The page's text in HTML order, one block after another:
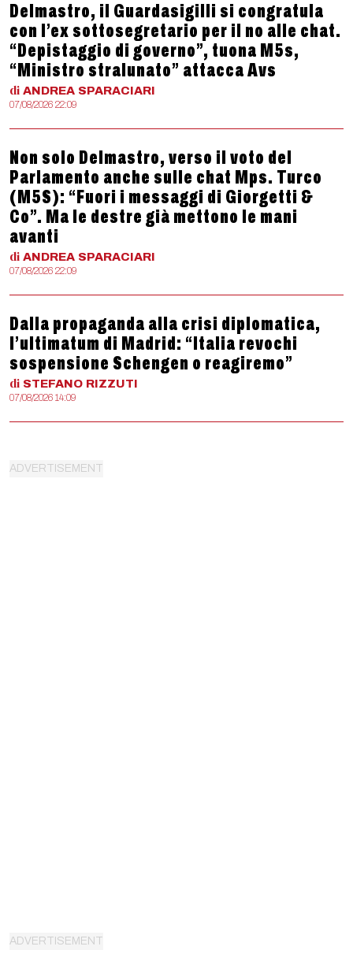
Delmastro, il Guardasigilli si congratula
con l’ex sottosegretario per il no alle chat.
“Depistaggio di governo”, tuona M5s,
“Ministro stralunato” attacca Avs
di ANDREA SPARACIARI
07/08/2026 22:09
Non solo Delmastro, verso il voto del
Parlamento anche sulle chat Mps. Turco
(M5S): “Fuori i messaggi di Giorgetti &
Co”. Ma le destre già mettono le mani
avanti
di ANDREA SPARACIARI
07/08/2026 22:09
Dalla propaganda alla crisi diplomatica,
l’ultimatum di Madrid: “Italia revochi
sospensione Schengen o reagiremo”
di STEFANO RIZZUTI
07/08/2026 14:09